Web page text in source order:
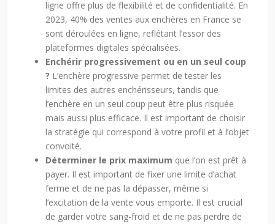
ligne offre plus de flexibilité et de confidentialité. En
2023, 40% des ventes aux enchères en France se
sont déroulées en ligne, reflétant l’essor des
plateformes digitales spécialisées.
Enchérir progressivement ou en un seul coup
? L’enchère progressive permet de tester les
limites des autres enchérisseurs, tandis que
l’enchère en un seul coup peut être plus risquée
mais aussi plus efficace. Il est important de choisir
la stratégie qui correspond à votre profil et à l’objet
convoité.
Déterminer le prix maximum que l’on est prêt à
payer. Il est important de fixer une limite d’achat
ferme et de ne pas la dépasser, même si
l’excitation de la vente vous emporte. Il est crucial
de garder votre sang-froid et de ne pas perdre de